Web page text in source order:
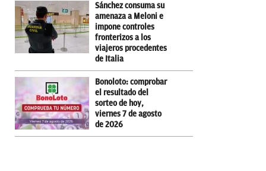
Sánchez consuma su
amenaza a Meloni e
impone controles
fronterizos a los
viajeros procedentes
de Italia
Bonoloto: comprobar
el resultado del
sorteo de hoy,
viernes 7 de agosto
de 2026